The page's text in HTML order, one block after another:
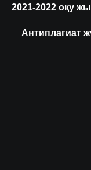
2021-2022 оқу
Антиплагиат